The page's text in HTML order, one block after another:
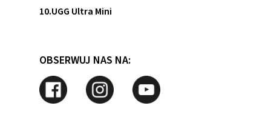
10.UGG Ultra Mini
OBSERWUJ NAS NA: